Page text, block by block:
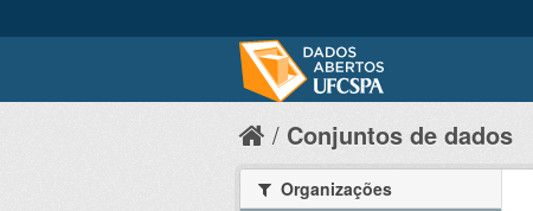
Conjuntos de dados
Organizações